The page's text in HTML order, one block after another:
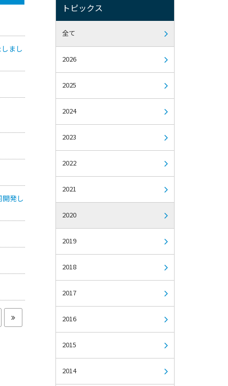
まし
発し
トピックス
全て
2026
2025
2024
2023
2022
2021
2020
2019
2018
2017
2016
2015
2014